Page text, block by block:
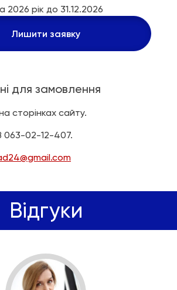
ніч 1175
ніч
2026 рік до 31.12.2026
Лишити заявку
для замовлення
сторінках сайту.
063-02-12-407.
Відгуки